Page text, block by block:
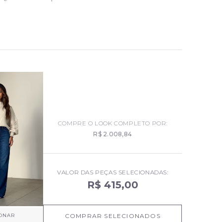
COMPRE O LOOK COMPLETO POR:
R$ 2.008,84
VALOR DAS PEÇAS SELECIONADAS:
R$ 415,00
COMPRAR SELECIONADOS